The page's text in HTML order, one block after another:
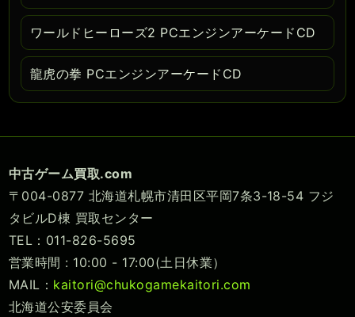
ワールドヒーローズ2 PCエンジンアーケードCD
龍虎の拳 PCエンジンアーケードCD
中古ゲーム買取.com
〒004-0877 北海道札幌市清田区平岡7条3-18-54 フジ
タビルD棟 買取センター
TEL：011-826-5695
営業時間 : 10:00 - 17:00(土日休業）
MAIL： kaitori@chukogamekaitori.com
北海道公安委員会